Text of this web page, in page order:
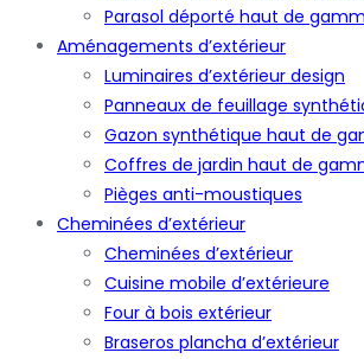
Parasol déporté haut de
Aménagements d’extérieur
Luminaires d’extérieur design
Panneaux de feuillage
Gazon synthétique haut de
Coffres de jardin haut de
Pièges anti-moustiques
Cheminées d’extérieur
Cheminées d’extérieur
Cuisine mobile d’extérieure
Four à bois extérieur
Braseros plancha d’extérieur